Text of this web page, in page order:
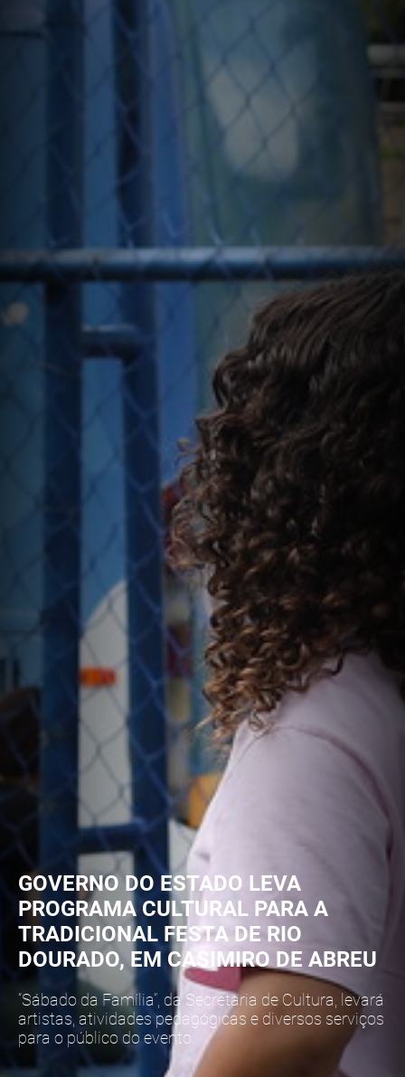
GOVERNO DO ESTADO LEVA
PROGRAMA CULTURAL PARA A
TRADICIONAL FESTA DE RIO
DOURADO, EM CASIMIRO DE ABREU
“Sábado da Família”, da Secretaria de Cultura, levará
artistas, atividades pedagógicas e diversos serviços
para o público do evento